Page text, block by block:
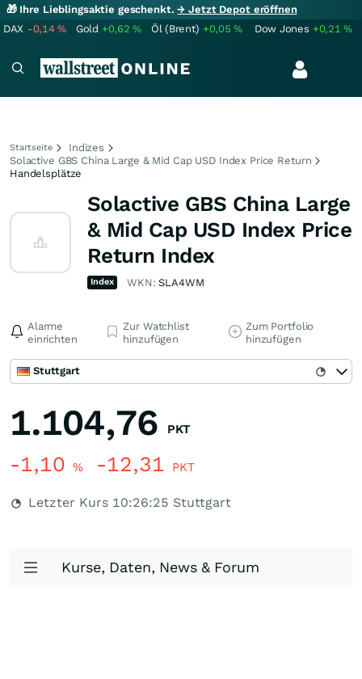
🎁 Ihre Lieblingsaktie geschenkt.→ Jetzt Depot eröffnen
DAX -0,14% Gold +0,62% Öl (Brent) +0,05% Dow Jones +0,21%
Startseite
Indizes
Solactive GBS China Large & Mid Cap USD Index Price Return
Handelsplätze
Solactive GBS China Large
& Mid Cap USD Index Price
Return Index
Index WKN:SLA4WM
Alarme
einrichten
Zur Watchlist
hinzufügen
Zum Portfolio
hinzufügen
Stuttgart
1.104,76 PKT
-1,10 % -12,31 PKT
Letzter Kurs 10:26:25 Stuttgart
Kurse, Daten, News & Forum